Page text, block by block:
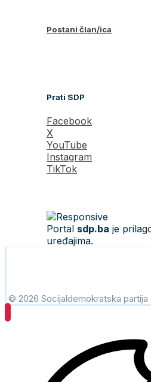
Postani član/ica
Prati SDP
Facebook
X
YouTube
Instagram
TikTok
Portal sdp.ba je
uređajima.
© 2026 Socijaldemokratska